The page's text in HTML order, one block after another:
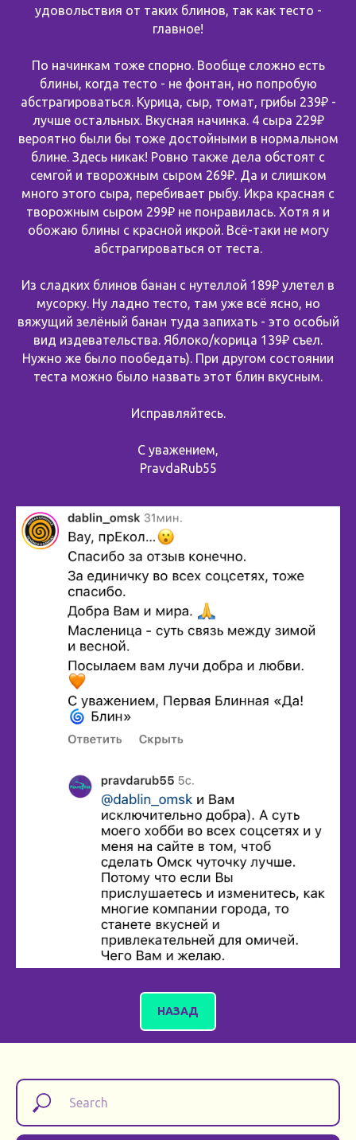
удовольствия от таких блинов, так как тесто -
главное!
По начинкам тоже спорно. Вообще сложно есть
блины, когда тесто - не фонтан, но попробую
абстрагироваться. Курица, сыр, томат, грибы 239₽ -
лучше остальных. Вкусная начинка. 4 сыра 229₽
вероятно были бы тоже достойными в нормальном
блине. Здесь никак! Ровно также дела обстоят с
семгой и творожным сыром 269₽. Да и слишком
много этого сыра, перебивает рыбу. Икра красная с
творожным сыром 299₽ не понравилась. Хотя я и
обожаю блины с красной икрой. Всё-таки не могу
абстрагироваться от теста.
Из сладких блинов банан с нутеллой 189₽ улетел в
мусорку. Ну ладно тесто, там уже всё ясно, но
вяжущий зелёный банан туда запихать - это особый
вид издевательства. Яблоко/корица 139₽ съел.
Нужно же было пообедать). При другом состоянии
теста можно было назвать этот блин вкусным.
Исправляйтесь.
С уважением,
PravdaRub55
НАЗАД